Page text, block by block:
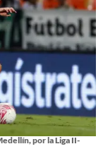
por la Liga II-